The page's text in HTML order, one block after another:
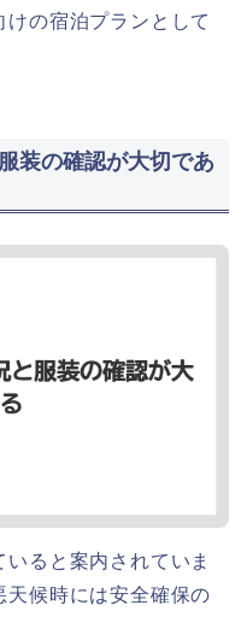
の宿泊プランとして
装の確認が大切であ
ると案内されていま
候時には安全確保の